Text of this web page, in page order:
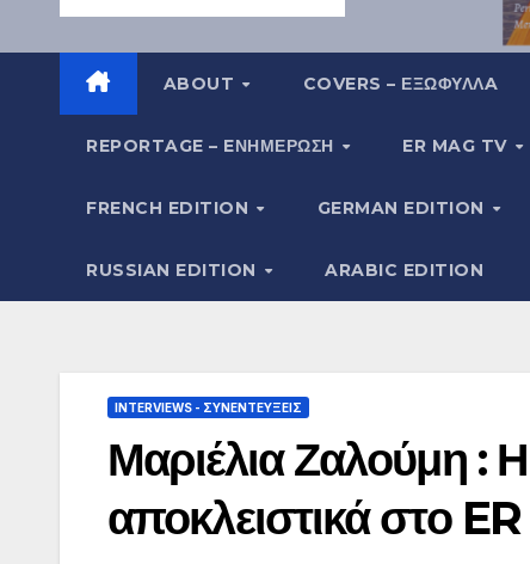
ABOUT COVERS – ΕΞΩΦΥΛΛA
REPORTAGE – EΝΗΜΈΡΩΣΗ ER MAG TV
FRENCH EDITION GERMAN EDITION
RUSSIAN EDITION ARABIC EDITION
INTERVIEWS - ΣΥΝΕΝΤΕΎΞΕΙΣ
Μαριέλια Ζαλούμη :
αποκλειστικά στο